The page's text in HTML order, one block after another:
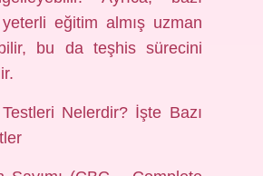
eğitim almış uzman
bu da teşhis sürecini
Nelerdir? İşte Bazı